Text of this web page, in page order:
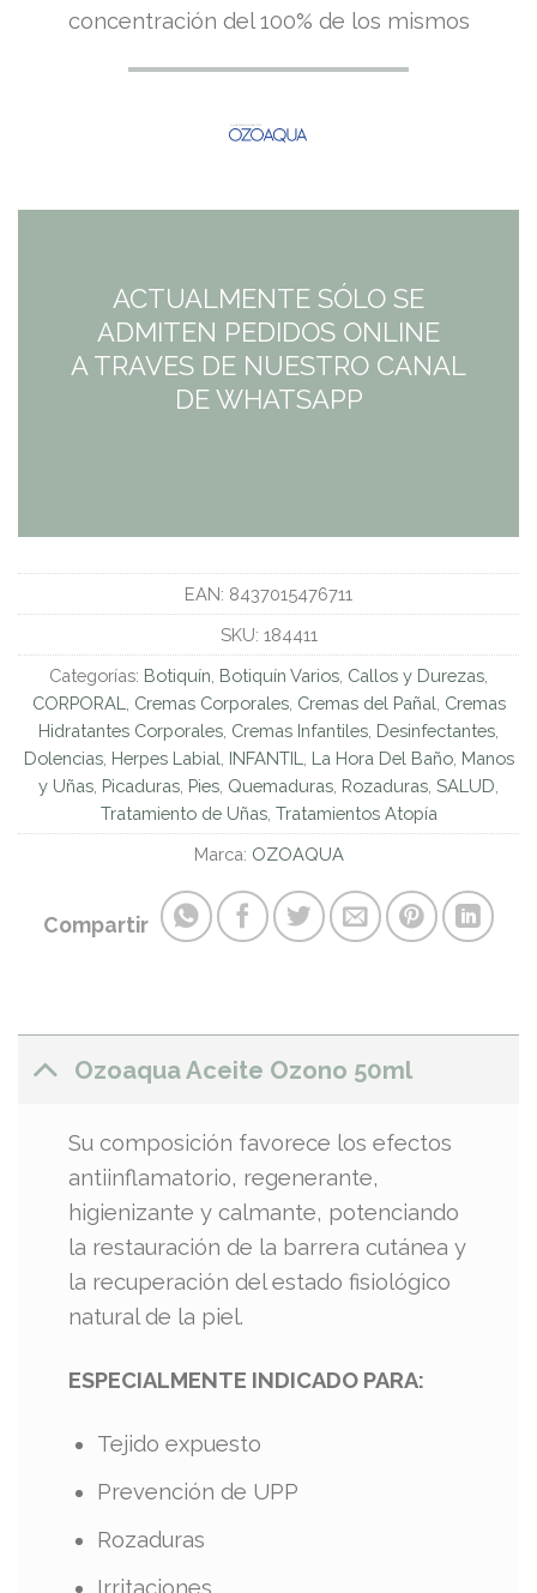
concentración del 100% de los mismos
ACTUALMENTE SÓLO SE
ADMITEN PEDIDOS ONLINE
A TRAVES DE NUESTRO CANAL
DE WHATSAPP
EAN: 8437015476711
SKU: 184411
Categorías: Botiquín Botiquín Varios Callos y Durezas
CORPORAL
Cremas Corporales, Cremas del Pañal Cremas
Hidratantes Corporales Cremas Infantiles Desinfectantes
Dolencias, Herpes Labial INFANTIL La Hora Del Baño, Manos
y Uñas Picaduras Pies Quemaduras Rozaduras SALUD
Tratamiento de Uñas, Tratamientos Atopía
Marca: OZOAQUA
Compartir
Ozoaqua Aceite Ozono 50ml
Su composición favorece los efectos
antiinflamatorio, regenerante,
higienizante y calmante, potenciando
la restauración de la barrera cutánea y
la recuperación del estado fisiológico
natural de la piel.
ESPECIALMENTE INDICADO PARA:
Tejido expuesto
Prevención de UPP
Rozaduras
Irritaciones